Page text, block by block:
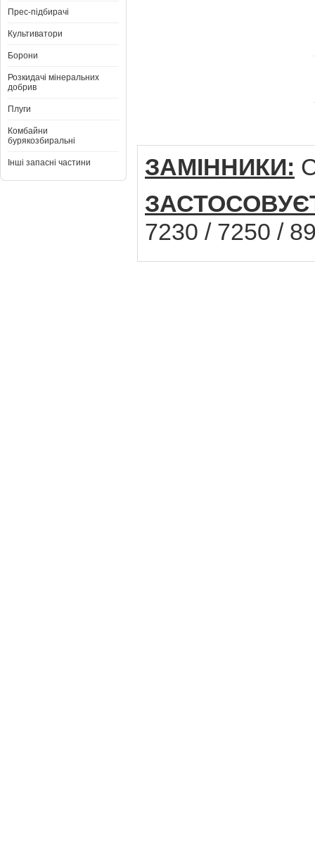
Прес-підбирачі
Культиватори
Борони
Розкидачі мінеральних
добрив
Плуги
Комбайни
бурякозбиральні
Інші запасні частини ЗАМІННИКИ:
7230 / 7250 /